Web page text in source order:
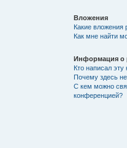
Вложения
Какие вложения
Как мне найти
Информация о
Кто написал
Почему здесь
С кем можно
конференцией?